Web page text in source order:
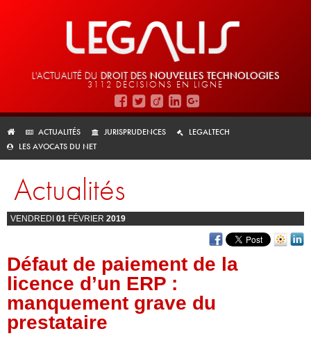
L'ACTUALITÉ DU DROIT DES NOUVELLES TECHNOLOGIES
3112 DÉCISIONS EN LIGNE
ACTUALITÉS JURISPRUDENCES
LEGALTECH
LES AVOCATS DU NET
Actualités
VENDREDI 01 FÉVRIER 2019
Défaut de paiement de la
licence d’un ERP :
manquement grave du
prestataire